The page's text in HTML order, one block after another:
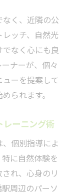
く、近隣の公
ッチ、自然光
なく心にも良
ナーが、個々
ーを提案して
られます。
レーニング術
個別指導によ
に自然体験を
れ、心身のリ
周辺のパーソ